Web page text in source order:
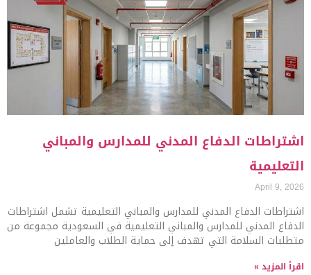
اشتراطات الدفاع المدني للمدارس والمباني
التعليمية
April 9, 2026
اشتراطات الدفاع المدني للمدارس والمباني التعليمية تشمل اشتراطات
الدفاع المدني للمدارس والمباني التعليمية في السعودية مجموعة من
متطلبات السلامة التي تهدف إلى حماية الطلاب والعاملين
اقرأ المزيد »